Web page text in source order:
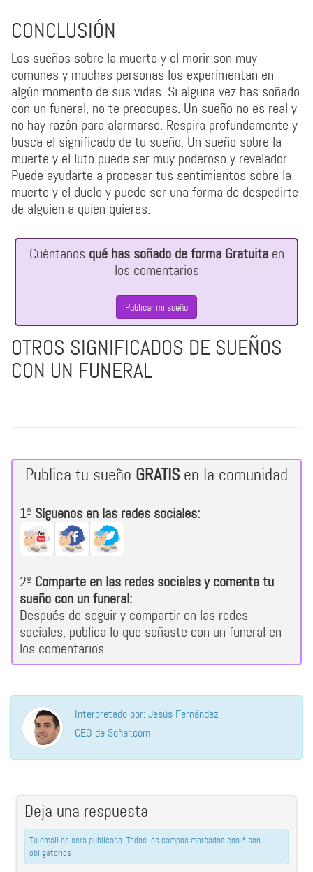
CONCLUSIÓN
Los sueños sobre la muerte y el morir son muy
comunes y muchas personas los experimentan en
algún momento de sus vidas. Si alguna vez has soñado
con un funeral, no te preocupes. Un sueño no es real y
no hay razón para alarmarse. Respira profundamente y
busca el significado de tu sueño. Un sueño sobre la
muerte y el luto puede ser muy poderoso y revelador.
Puede ayudarte a procesar tus sentimientos sobre la
muerte y el duelo y puede ser una forma de despedirte
de alguien a quien quieres.
Cuéntanos qué has soñado de forma Gratuitaen
los comentarios
Publicar mi sueño
OTROS SIGNIFICADOS DE SUEÑOS
CON UN FUNERAL
Publica tu sueño GRATISen la comunidad
1º Síguenos en las redes sociales:
2º Comparte en las redes sociales y comenta tu
sueño con un funeral:
Después de seguir y compartir en las redes
sociales, publica lo que soñaste con un funeral en
los comentarios.
Interpretado por: Jesús Fernández
CEO de Soñar.com
Deja una respuesta
Tu email no será publicado. Todos los campos marcados con * son
obligatorios